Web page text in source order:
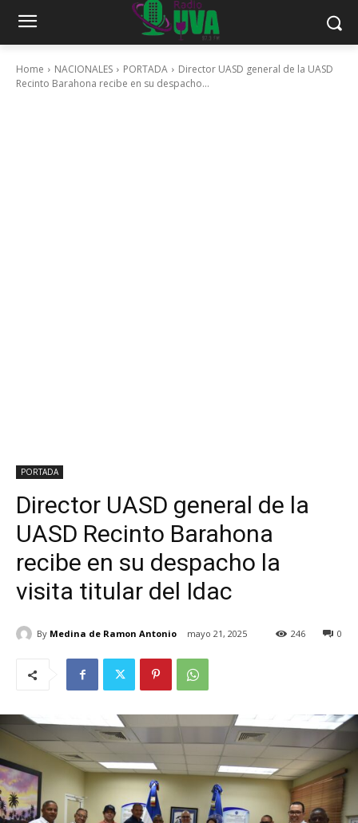
Home NACIONALES PORTADA
Director UASD general de la UASD
Recinto Barahona recibe en su despacho...
PORTADA
Director UASD general de la
UASD Recinto Barahona
recibe en su despacho la
visita titular del Idac
By Medina de Ramon Antonio mayo 21, 2025 0
246